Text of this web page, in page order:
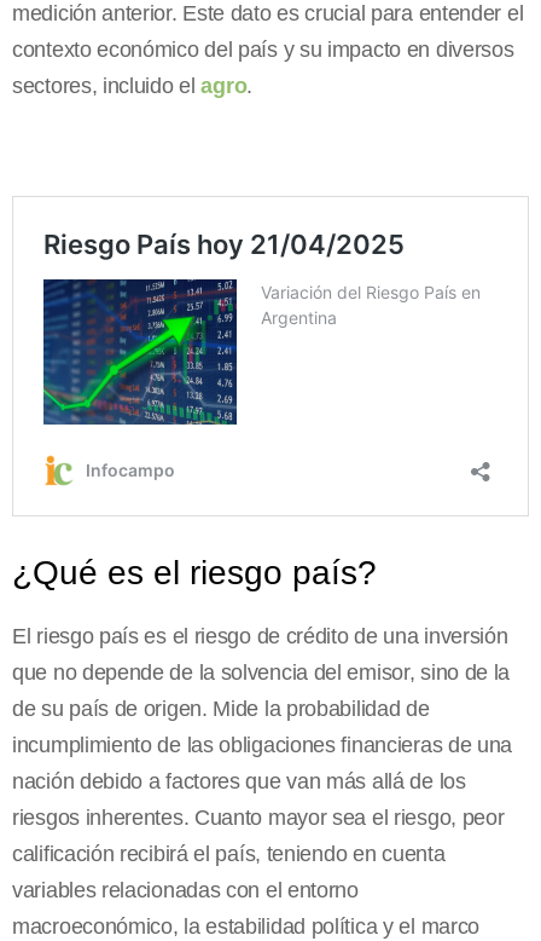
medición anterior. Este dato es crucial para entender el
contexto económico del país y su impacto en diversos
sectores, incluido elagro.
¿Qué es el riesgo país?
El riesgo país es el riesgo de crédito de una inversión
que no depende de la solvencia del emisor, sino de la
de su país de origen. Mide la probabilidad de
incumplimiento de las obligaciones financieras de una
nación debido a factores que van más allá de los
riesgos inherentes. Cuanto mayor sea el riesgo, peor
calificación recibirá el país, teniendo en cuenta
variables relacionadas con el entorno
macroeconómico, la estabilidad política y el marco